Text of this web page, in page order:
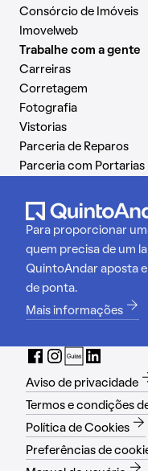
Consórcio de Imóveis
Imovelweb
Trabalhe com a gente
Carreiras
Corretagem
Fotografia
Vistorias
Parceria de Reparos
Parceria com Portarias
Para proporcionar
quem precisa de um
QuintoAndar aposta
de ponta.
Mais informações
Aviso de privacidade
Termos e condições
Política de Cookies
Preferências de